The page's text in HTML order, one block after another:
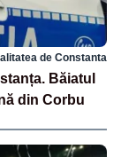
de Constanta
Băiatul
din Corbu